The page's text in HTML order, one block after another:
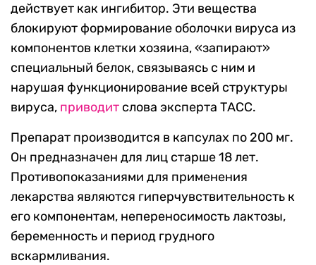
действует как ингибитор. Эти вещества
блокируют формирование оболочки вируса из
компонентов клетки хозяина, «запирают»
специальный белок, связываясь с ним и
нарушая функционирование всей структуры
вируса, приводит слова эксперта ТАСС.
Препарат производится в капсулах по 200 мг.
Он предназначен для лиц старше 18 лет.
Противопоказаниями для применения
лекарства являются гиперчувствительность к
его компонентам, непереносимость лактозы,
беременность и период грудного
вскармливания.